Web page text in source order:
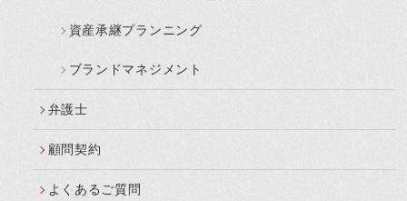
資産承継プランニング
ブランドマネジメント
弁護士
顧問契約
よくあるご質問